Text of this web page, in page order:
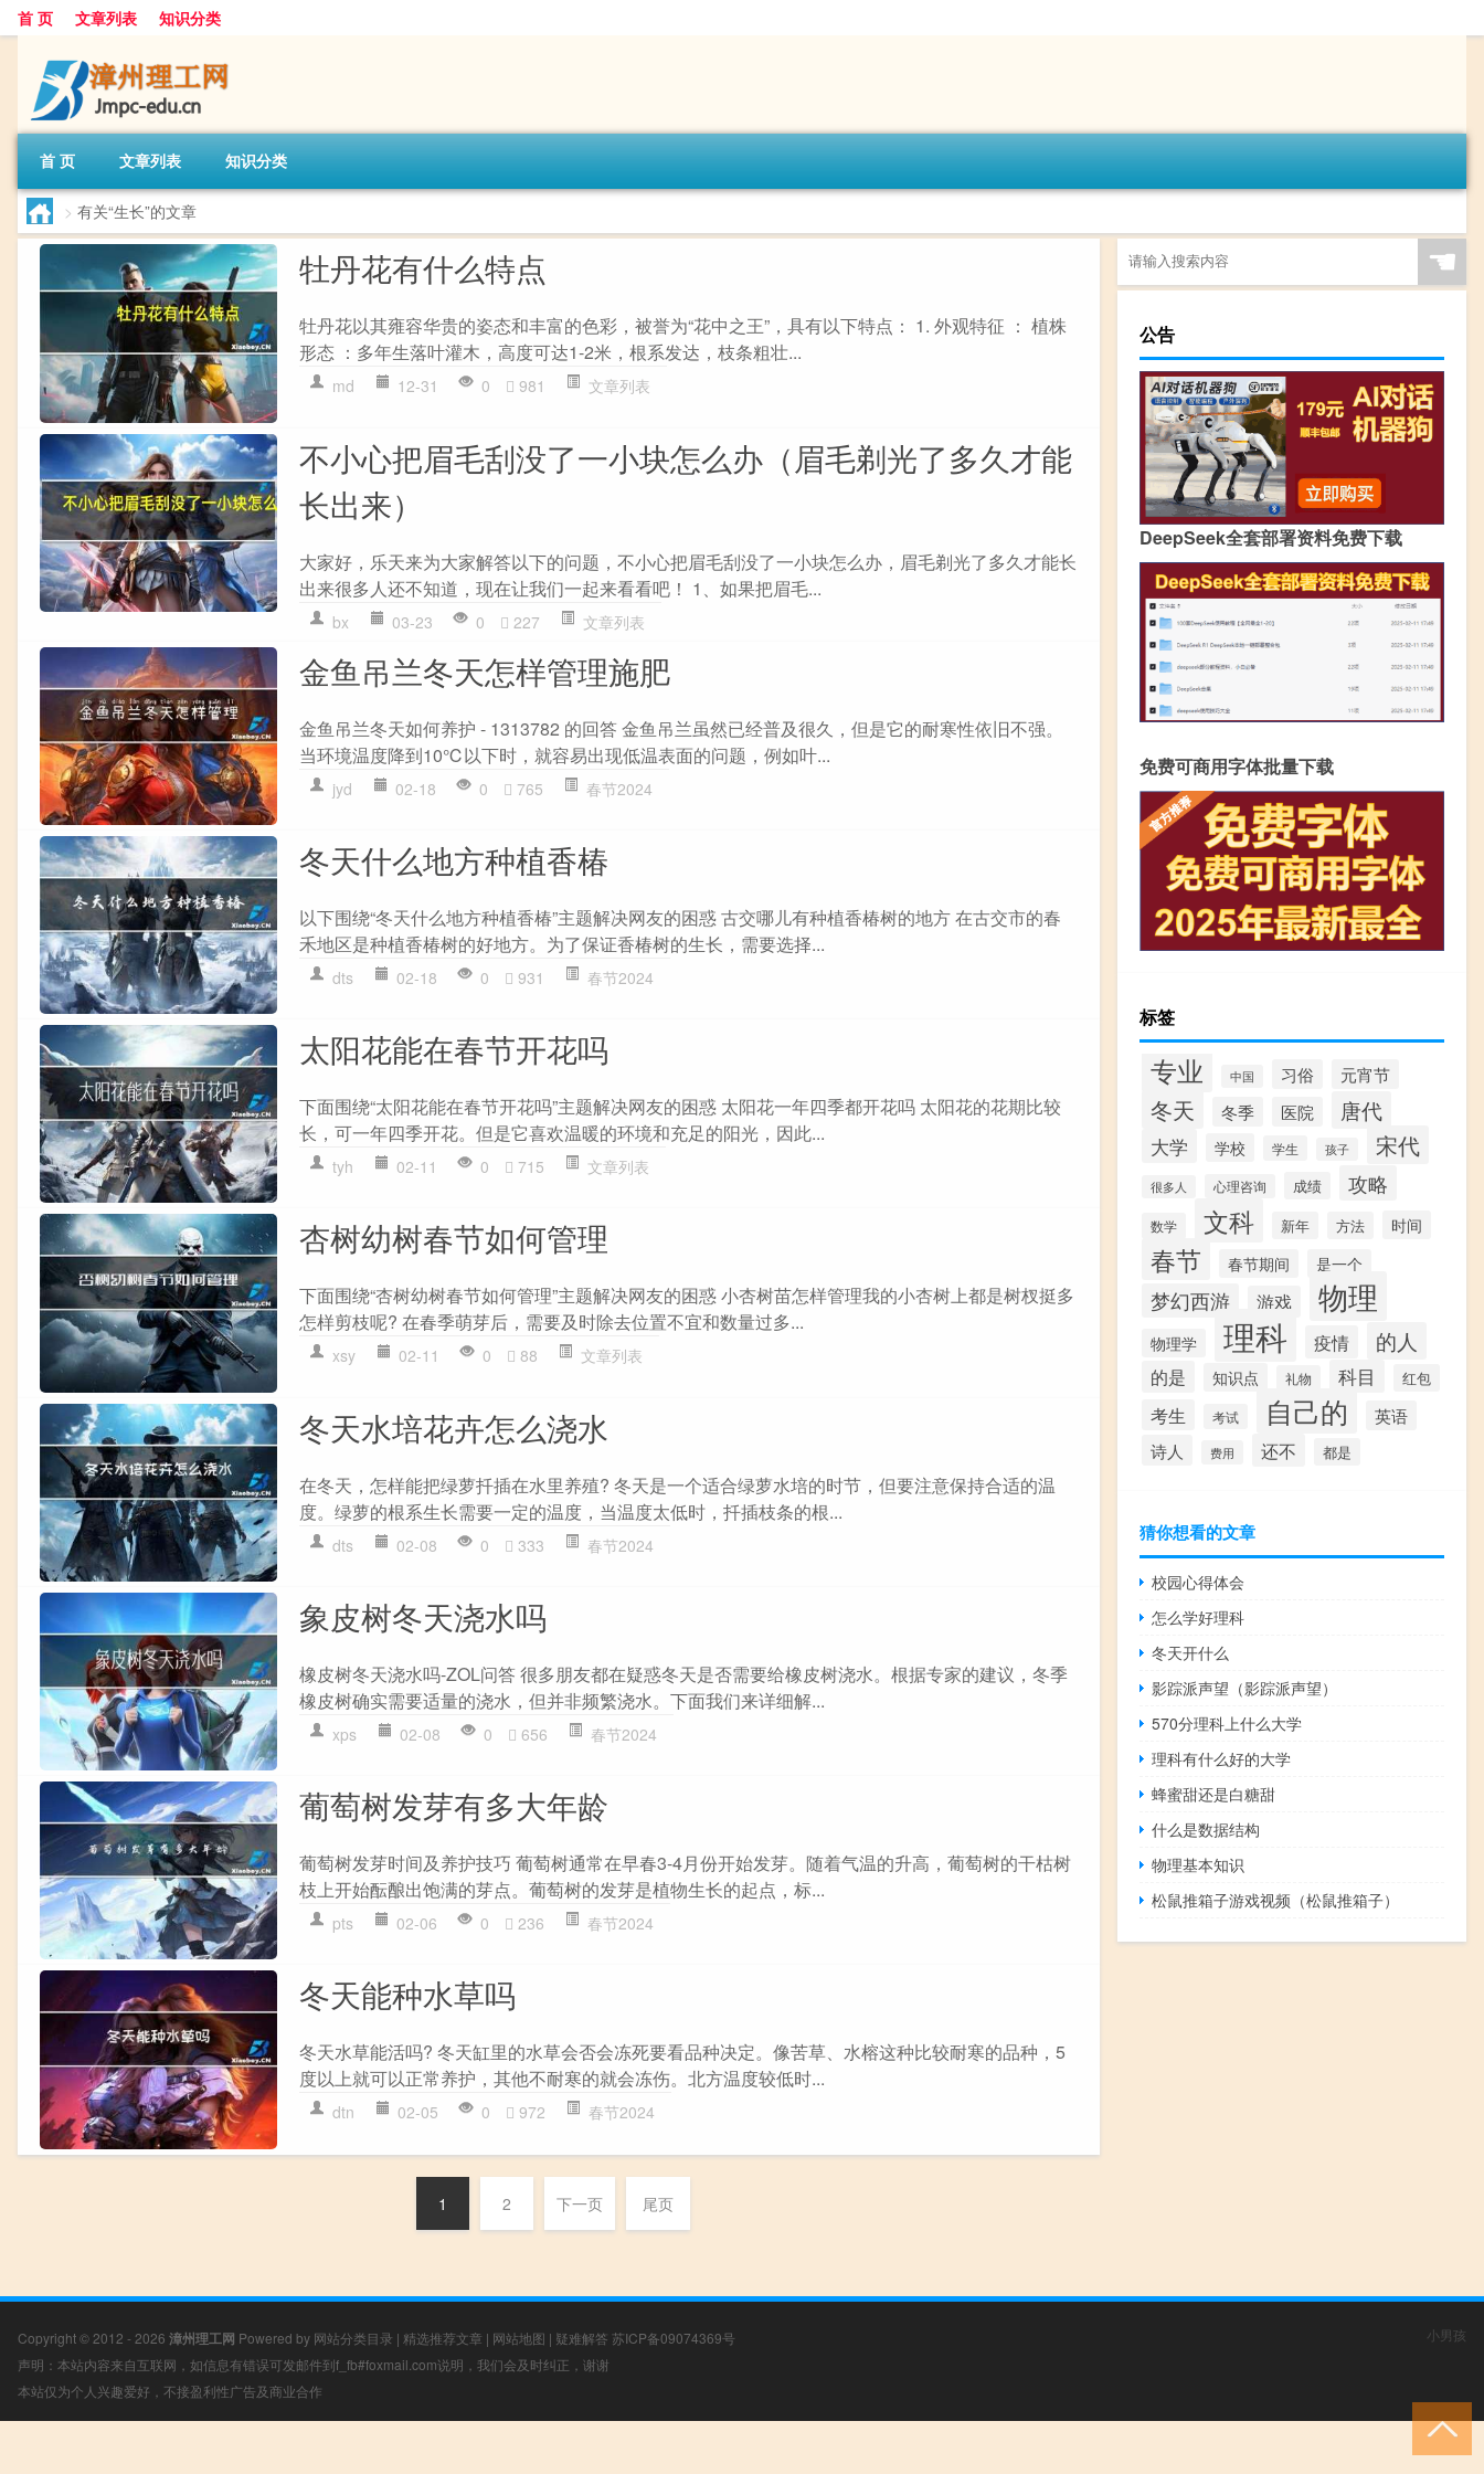
首 页 文章列表 知识分类
首 页 文章列表 知识分类
> 有关“生长”的文章
牡丹花有什么特点
牡丹花以其雍容华贵的姿态和丰富的色彩，被誉为“花中之王”，具有以下特点： 1. 外观特征 ： 植株
形态 ：多年生落叶灌木，高度可达1-2米，根系发达，枝条粗壮...
md 12-31 0 981 文章列表
不小心把眉毛刮没了一小块怎么办（眉毛剃光了多久才能
长出来）
大家好，乐天来为大家解答以下的问题，不小心把眉毛刮没了一小块怎么办，眉毛剃光了多久才能长
出来很多人还不知道，现在让我们一起来看看吧！ 1、如果把眉毛...
bx 03-23 0 227 文章列表
金鱼吊兰冬天怎样管理施肥
金鱼吊兰冬天如何养护 - 1313782 的回答 金鱼吊兰虽然已经普及很久，但是它的耐寒性依旧不强。
当环境温度降到10℃以下时，就容易出现低温表面的问题，例如叶...
jyd 02-18 0 765 春节2024
冬天什么地方种植香椿
以下围绕“冬天什么地方种植香椿”主题解决网友的困惑 古交哪儿有种植香椿树的地方 在古交市的春
禾地区是种植香椿树的好地方。为了保证香椿树的生长，需要选择...
dts 02-18 0 931 春节2024
太阳花能在春节开花吗
下面围绕“太阳花能在春节开花吗”主题解决网友的困惑 太阳花一年四季都开花吗 太阳花的花期比较
长，可一年四季开花。但是它喜欢温暖的环境和充足的阳光，因此...
tyh 02-11 0 715 文章列表
杏树幼树春节如何管理
下面围绕“杏树幼树春节如何管理”主题解决网友的困惑 小杏树苗怎样管理我的小杏树上都是树杈挺多
怎样剪枝呢? 在春季萌芽后，需要及时除去位置不宜和数量过多...
xsy 02-11 0 88 文章列表
冬天水培花卉怎么浇水
在冬天，怎样能把绿萝扦插在水里养殖? 冬天是一个适合绿萝水培的时节，但要注意保持合适的温
度。绿萝的根系生长需要一定的温度，当温度太低时，扦插枝条的根...
dts 02-08 0 333 春节2024
象皮树冬天浇水吗
橡皮树冬天浇水吗-ZOL问答 很多朋友都在疑惑冬天是否需要给橡皮树浇水。根据专家的建议，冬季
橡皮树确实需要适量的浇水，但并非频繁浇水。下面我们来详细解...
xps 02-08 0 656 春节2024
葡萄树发芽有多大年龄
葡萄树发芽时间及养护技巧 葡萄树通常在早春3-4月份开始发芽。随着气温的升高，葡萄树的干枯树
枝上开始酝酿出饱满的芽点。葡萄树的发芽是植物生长的起点，标...
pts 02-06 0 236 春节2024
冬天能种水草吗
冬天水草能活吗? 冬天缸里的水草会否会冻死要看品种决定。像苦草、水榕这种比较耐寒的品种，5
度以上就可以正常养护，其他不耐寒的就会冻伤。北方温度较低时...
dtn 02-05 0 972 春节2024
1 2 下一页 尾页
☚
公告
DeepSeek全套部署资料免费下载
免费可商用字体批量下载
标签
专业 中国 习俗 元宵节
冬天 冬季 医院 唐代
大学 学校 学生 孩子 宋代
很多人 心理咨询 成绩 攻略
数学 文科 新年 方法 时间
春节 春节期间 是一个
梦幻西游 游戏 物理
物理学 理科 疫情 的人
的是 知识点 礼物 科目 红包
考生 考试 自己的 英语
诗人 费用 还不 都是
猜你想看的文章
校园心得体会
怎么学好理科
冬天开什么
影踪派声望（影踪派声望）
570分理科上什么大学
理科有什么好的大学
蜂蜜甜还是白糖甜
什么是数据结构
物理基本知识
松鼠推箱子游戏视频（松鼠推箱子）
Copyright © 2012 - 2026 漳州理工网 Powered by 网站分类目录 | 精选推荐文章 | 网站地图 | 疑难解答 苏ICP备09074369号
声明：本站内容来自互联网，如信息有错误可发邮件到f_fb#foxmail.com说明，我们会及时纠正，谢谢
本站仅为个人兴趣爱好，不接盈利性广告及商业合作
小男孩